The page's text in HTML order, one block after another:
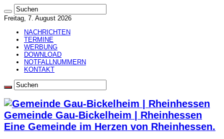
Freitag, 7. August 2026
NACHRICHTEN
TERMINE
WERBUNG
DOWNLOAD
NOTFALLNUMMERN
KONTAKT
Gemeinde Gau-Bickelheim | Rheinhessen
Eine Gemeinde im Herzen von Rheinhessen.